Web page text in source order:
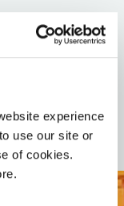
experience
use our site or
of cookies.